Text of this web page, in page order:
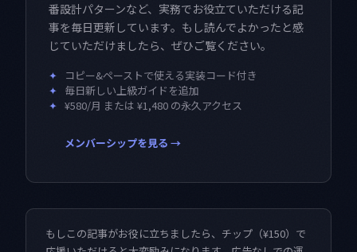
番設計パターンなど、実務でお役立ていただける記
事を毎日更新しています。もし読んでよかったと感
じていただけましたら、ぜひご覧ください。
✦
コピー&ペーストで使える実装コード付き
✦ 毎日新しい上級ガイドを追加
✦ ¥580/月 または ¥1,480 の永久アクセス
メンバーシップを見る →
もしこの記事がお役に立ちましたら、チップ（¥150）で